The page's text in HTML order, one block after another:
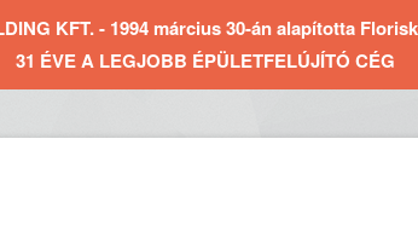
KFT. - 1994 március 30-án alapította
31 ÉVE A LEGJOBB ÉPÜLETFELÚJÍTÓ CÉG